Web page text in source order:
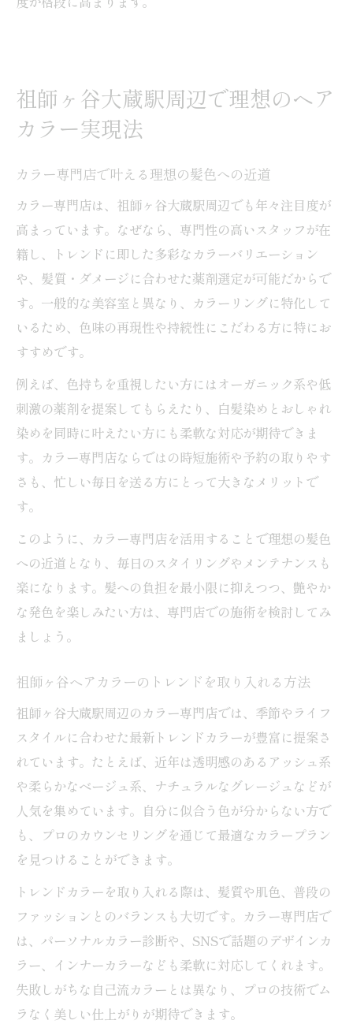
祖師ヶ谷大蔵駅周辺で理想のヘア
カラー実現法
カラー専門店で叶える理想の髪色への近道
カラー専門店は、祖師ヶ谷大蔵駅周辺でも年々注目度が
高まっています。なぜなら、専門性の高いスタッフが在
籍し、トレンドに即した多彩なカラーバリエーション
や、髪質・ダメージに合わせた薬剤選定が可能だからで
す。一般的な美容室と異なり、カラーリングに特化して
いるため、色味の再現性や持続性にこだわる方に特にお
すすめです。
例えば、色持ちを重視したい方にはオーガニック系や低
刺激の薬剤を提案してもらえたり、白髪染めとおしゃれ
染めを同時に叶えたい方にも柔軟な対応が期待できま
す。カラー専門店ならではの時短施術や予約の取りやす
さも、忙しい毎日を送る方にとって大きなメリットで
す。
このように、カラー専門店を活用することで理想の髪色
への近道となり、毎日のスタイリングやメンテナンスも
楽になります。髪への負担を最小限に抑えつつ、艶やか
な発色を楽しみたい方は、専門店での施術を検討してみ
ましょう。
祖師ヶ谷ヘアカラーのトレンドを取り入れる方法
祖師ヶ谷大蔵駅周辺のカラー専門店では、季節やライフ
スタイルに合わせた最新トレンドカラーが豊富に提案さ
れています。たとえば、近年は透明感のあるアッシュ系
や柔らかなベージュ系、ナチュラルなグレージュなどが
人気を集めています。自分に似合う色が分からない方で
も、プロのカウンセリングを通じて最適なカラープラン
を見つけることができます。
トレンドカラーを取り入れる際は、髪質や肌色、普段の
ファッションとのバランスも大切です。カラー専門店で
は、パーソナルカラー診断や、SNSで話題のデザインカ
ラー、インナーカラーなども柔軟に対応してくれます。
失敗しがちな自己流カラーとは異なり、プロの技術でム
ラなく美しい仕上がりが期待できます。